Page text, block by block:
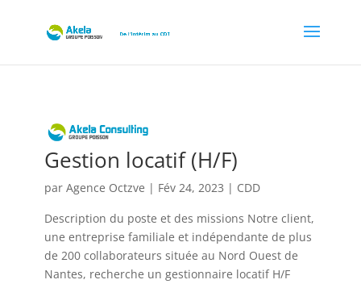
Gestion locatif (H/F)
par Agence Octzve | Fév 24, 2023 | CDD
Description du poste et des missions Notre client,
une entreprise familiale et indépendante de plus
de 200 collaborateurs située au Nord Ouest de
Nantes, recherche un gestionnaire locatif H/F